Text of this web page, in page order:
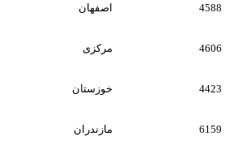
4588 اصفهان
4606 مرکزی
4423 خوزستان
6159 مازندران